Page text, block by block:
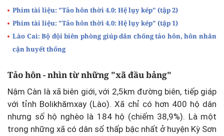
Phim tài liệu: "Tảo hôn thời 4.0: Hệ lụy kép" (tập 2)
Phim tài liệu: "Tảo hôn thời 4.0: Hệ lụy kép" (tập 1)
Lào Cai: Bộ đội biên phòng giúp dân chống tảo hôn, hôn nhân
cận huyết thống
Tảo hôn - nhìn từ những "xã đầu bảng"
Nậm Càn là xã biên giới, với 2,5km đường biên, tiếp giáp
với tỉnh Bolikhămxay (Lào). Xã chỉ có hơn 400 hộ dân
nhưng số hộ nghèo là 184 hộ (chiếm 38,9%). Là một
trong những xã có dân số thấp bậc nhất ở huyện Kỳ Sơn